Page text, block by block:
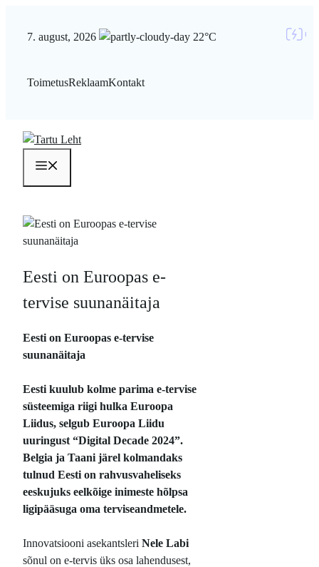
7. august, 2026 22°C
ToimetusReklaamKontakt
Eesti on Euroopas e-
tervise suunanäitaja
Eesti on Euroopas e-tervise
suunanäitaja
Eesti kuulub kolme parima e-tervise
süsteemiga riigi hulka Euroopa
Liidus, selgub Euroopa Liidu
uuringust “Digital Decade 2024”.
Belgia ja Taani järel kolmandaks
tulnud Eesti on rahvusvaheliseks
eeskujuks eelkõige inimeste hõlpsa
ligipääsuga oma terviseandmetele.
Innovatsiooni asekantsleri Nele Labi
sõnul on e-tervis üks osa lahendusest,